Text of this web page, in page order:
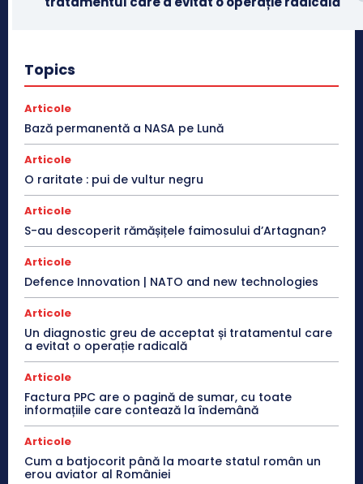
Topics
Articole
Bază permanentă a NASA pe Lună
Articole
O raritate : pui de vultur negru
Articole
S-au descoperit rămășițele faimosului d’Artagnan?
Articole
Defence Innovation | NATO and new technologies
Articole
Un diagnostic greu de acceptat și tratamentul care
a evitat o operație radicală
Articole
Factura PPC are o pagină de sumar, cu toate
informațiile care contează la îndemână
Articole
Cum a batjocorit până la moarte statul român un
erou aviator al României